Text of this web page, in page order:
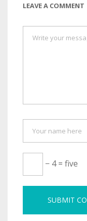
LEAVE A COMMENT
− 4 = five